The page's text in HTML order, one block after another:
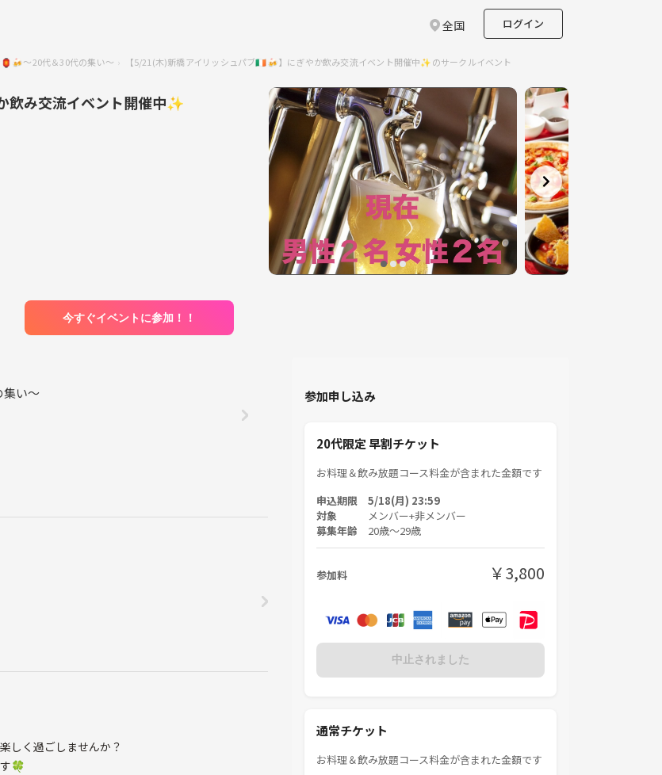
全国 ログイン
〜20代＆30代の集い〜 【5/21(木)新橋アイリッシュパブ🇮🇪🍻】にぎやか飲み交流イベント開催中✨のサークルイベント
飲み交流イベント開催中✨
今すぐイベントに参加！！
い〜
しく過ごしませんか？
🍀
参加申し込み
20代限定 早割チケット
お料理＆飲み放題コース料金が含まれた金額です
申込期限 5/18(月) 23:59
対象 メンバー+非メンバー
募集年齢 20歳〜29歳
参加料 ￥3,800
中止されました
通常チケット
お料理＆飲み放題コース料金が含まれた金額です